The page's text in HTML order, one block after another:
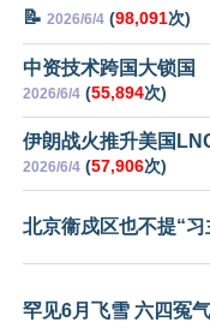
📝 2026/6/4 (98,091次)
中资技术跨国大锁国
2026/6/4 (55,894次)
伊朗战火推升美国
2026/6/4 (57,906次)
北京衞戍区也不提“习
罕见6月飞雪 六四冤